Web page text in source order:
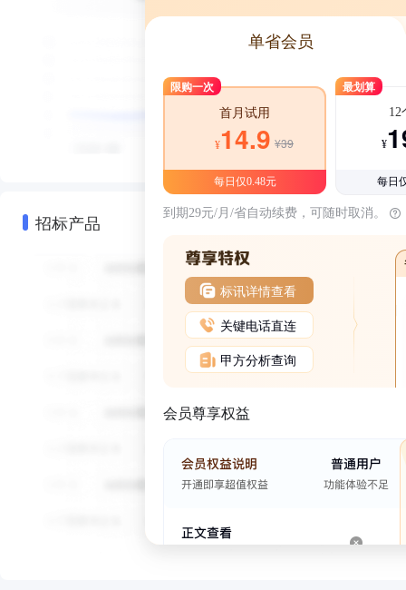
招标产品
单省会员
限购一次
首月试用
¥14.9 ¥39
每日仅0.48元
最划算
12
¥
每日
到期29元/月/省自动续费，可随时取消。
标讯详情查看
关键电话直连
甲方分析查询
会员尊享权益